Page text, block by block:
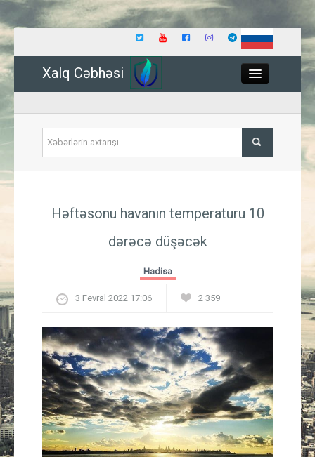
Xalq Cəbhəsi
İqtisadiyyat
Güney Azərbaycan
Mədəniyyət
Müsahibə
İdman
Həftəsonu havanın temperaturu 10
dərəcə düşəcək
Hadisə
3 Fevral 2022 17:06 2 359